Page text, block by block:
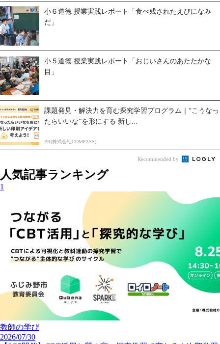
小６道徳 授業実践レポート「食べ残されたえびになみ
だ」
小５道徳 授業実践レポート「おじいさんのあたたかな
目」
課題発見・解決力を育む探究学習プログラム｜“こうなっ
たらいいな”を形にする 新し...
PR(株式会社COMPASS)
Recommended by
人気記事ランキング
1
教師の学び
2026/07/30